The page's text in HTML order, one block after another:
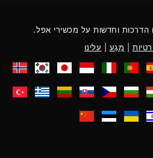
ו הדרכות וחדשות על מכשירי אפל.
מַגָע עלינו